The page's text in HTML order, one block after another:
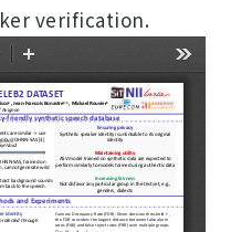
verification.